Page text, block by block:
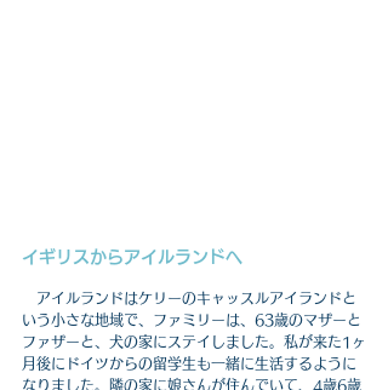
イギリスからアイルランドへ
アイルランドはケリーのキャッスルアイランドと
いう小さな地域で、ファミリーは、63歳のマザーと
ファザーと、犬の家にステイしました。私が来た1ヶ
月後にドイツからの留学生も一緒に生活するように
なりました。隣の家に娘さんが住んでいて、4歳6歳